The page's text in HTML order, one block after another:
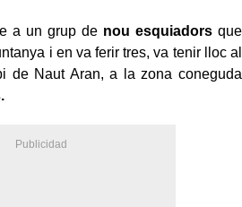
a un grup de nou esquiadorsque
i en va ferir tres, va tenir lloc al
de Naut Aran, a la zona coneguda